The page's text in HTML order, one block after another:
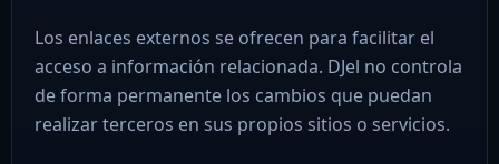
Los enlaces externos se ofrecen para facilitar el
acceso a información relacionada. DJel no controla
de forma permanente los cambios que puedan
realizar terceros en sus propios sitios o servicios.